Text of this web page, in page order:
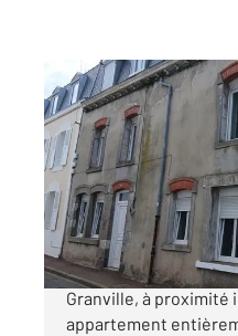
GRANVILLE 50
45 m2, 2 pièces
Ref : 45465
Appartement F2
150
CENTURY 21 Royer
Granville, à proximité
appartement